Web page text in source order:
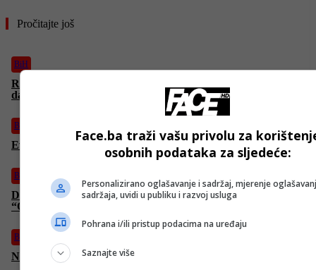
Pročitajte još
BiH
Reis Kavazović: Zločinački režim Netanyahua uspio u nakani
da uvuče u sukob najmoćniju zemlju svijeta
BiH
Evo kakvo nas vrijeme očekuje danas
BiH
Dodik napao članove SDS-a, stigao mu ekspresan odgovor:
“Opasnost si ti sa svojim dahijama”
BiH
Na Tjentištu obilježena 82. godišnjica bitke na Sutjesci
Face.ba traži vašu privolu za
osobnih podataka za sljedeće:
Personalizirano oglašavanje i sadržaj, mjerenje
sadržaja, uvidi u publiku i razvoj usluga
Pohrana i/ili pristup podacima na uređaju
Saznajte više